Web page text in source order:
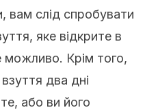
вам слід спробувати
яке відкрите в
можливо. Крім того,
два дні
або ви його